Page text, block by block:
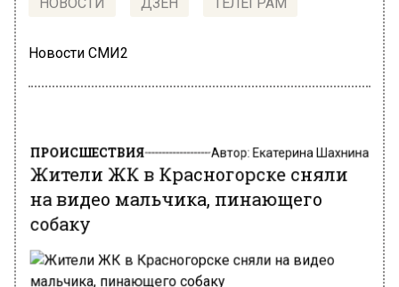
Новости СМИ2
ПРОИСШЕСТВИЯ Автор: Екатерина Шахнина
Жители ЖК в Красногорске сняли
на видео мальчика, пинающего
собаку